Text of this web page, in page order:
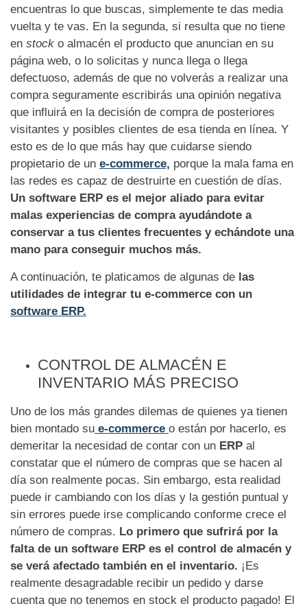
encuentras lo que buscas, simplemente te das media
vuelta y te vas. En la segunda, si resulta que no tiene
en stock o almacén el producto que anuncian en su
página web, o lo solicitas y nunca llega o llega
defectuoso, además de que no volverás a realizar una
compra seguramente escribirás una opinión negativa
que influirá en la decisión de compra de posteriores
visitantes y posibles clientes de esa tienda en línea. Y
esto es de lo que más hay que cuidarse siendo
propietario de un e-commerce, porque la mala fama en
las redes es capaz de destruirte en cuestión de días.
Un software ERP es el mejor aliado para evitar
malas experiencias de compra ayudándote a
conservar a tus clientes frecuentes y echándote una
mano para conseguir muchos más.
A continuación, te platicamos de algunas de las
utilidades de integrar tu e-commerce con un
software ERP.
CONTROL DE ALMACÉN E
INVENTARIO MÁS PRECISO
Uno de los más grandes dilemas de quienes ya tienen
bien montado su e-commerce o están por hacerlo, es
demeritar la necesidad de contar con un ERP al
constatar que el número de compras que se hacen al
día son realmente pocas. Sin embargo, esta realidad
puede ir cambiando con los días y la gestión puntual y
sin errores puede irse complicando conforme crece el
número de compras. Lo primero que sufrirá por la
falta de un software ERP es el control de almacén y
se verá afectado también en el inventario. ¡Es
realmente desagradable recibir un pedido y darse
cuenta que no tenemos en stock el producto pagado! El